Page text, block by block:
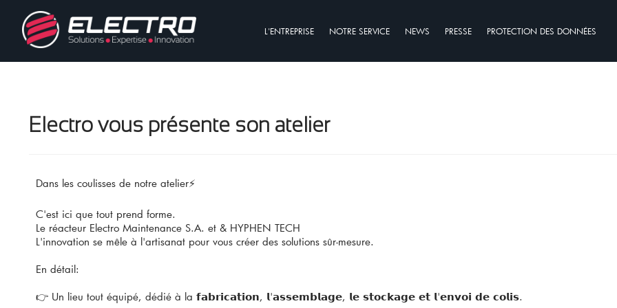
L'ENTREPRISE NOTRE SERVICE NEWS PRESSE PROTECTION DES DONNÉES
Electro vous présente son atelier
Dans les coulisses de notre atelier⚡
C'est ici que tout prend forme.
Le réacteur Electro Maintenance S.A. et & HYPHEN TECH
L'innovation se mêle à l'artisanat pour vous créer des solutions sûr-mesure.
En détail:
👉 Un lieu tout équipé, dédié à la 𝗳𝗮𝗯𝗿𝗶𝗰𝗮𝘁𝗶𝗼𝗻, 𝗹'𝗮𝘀𝘀𝗲𝗺𝗯𝗹𝗮𝗴𝗲, 𝗹𝗲 𝘀𝘁𝗼𝗰𝗸𝗮𝗴𝗲 𝗲𝘁 𝗹'𝗲𝗻𝘃𝗼𝗶 𝗱𝗲 𝗰𝗼𝗹𝗶𝘀.